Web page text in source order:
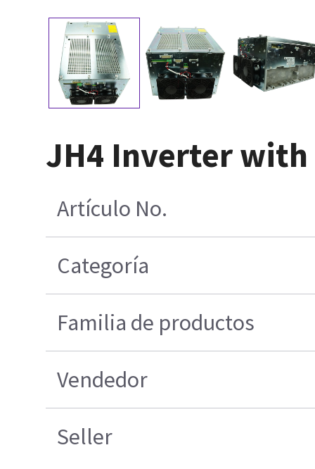
JH4 Inverter with
Artículo No.
Categoría
Familia de productos
Vendedor
Seller